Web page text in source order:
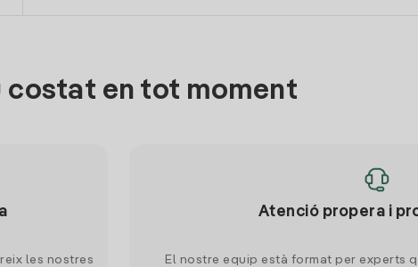
costat en tot moment
les nostres
Atenció propera i
El nostre equip està format per experts